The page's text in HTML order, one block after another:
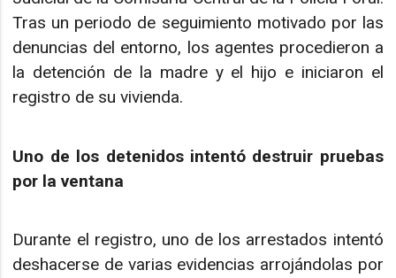
Tras un periodo de seguimiento motivado por las
denuncias del entorno, los agentes procedieron a
la detención de la madre y el hijo e iniciaron el
registro de su vivienda.
Uno de los detenidos intentó destruir pruebas
por la ventana
Durante el registro, uno de los arrestados intentó
deshacerse de varias evidencias arrojándolas por